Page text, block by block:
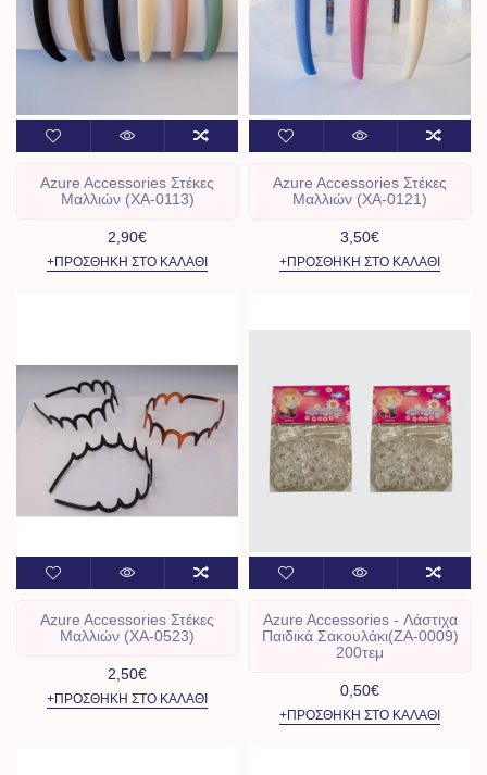
Azure Accessories Στέκες
Μαλλιών (XA-0113)
2,90€
+ΠΡΟΣΘΉΚΗ ΣΤΟ ΚΑΛΆΘΙ
Azure Accessories Στέκες
Μαλλιών (XA-0121)
3,50€
+ΠΡΟΣΘΉΚΗ ΣΤΟ ΚΑΛΆΘΙ
Azure Accessories Στέκες
Μαλλιών (XA-0523)
2,50€
+ΠΡΟΣΘΉΚΗ ΣΤΟ ΚΑΛΆΘΙ
Azure Accessories - Λάστιχα
Παιδικά Σακουλάκι(ZA-0009)
200τεμ
0,50€
+ΠΡΟΣΘΉΚΗ ΣΤΟ ΚΑΛΆΘΙ